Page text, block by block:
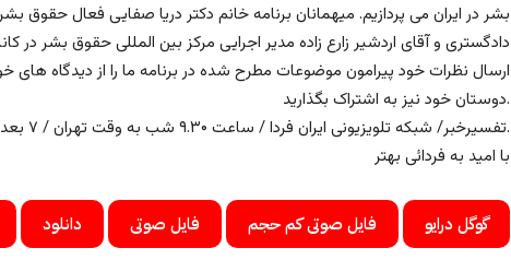
بشر در ایران می پردازیم. میهمانان برنامه خانم دکتر دریا صفایی فعال
دادگستری و آقای اردشیر زارع زاده مدیر اجرایی مرکز بین المللی حقوق بشر در
ارسال نظرات خود پیرامون موضوعات مطرح شده در برنامه ما را از دیدگاه های
دوستان خود نیز به اشتراک بگذارید.
تفسیرخبر/ شبکه تلویزیونی ایران فردا / ساعت ۹.۳۰ شب به وقت تهران / ۷ بعدازظهر به وقت اروپای مرکزی.
با امید به فردائی بهتر
دانلود فایل صوتی فایل صوتی کم حجم گوگل درایو